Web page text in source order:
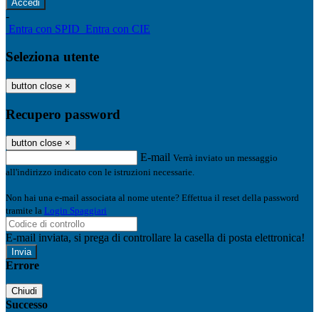
-
Entra con SPID Entra con CIE
Seleziona utente
button close ×
Recupero password
button close ×
E-mail Verrà inviato un messaggio
all'indirizzo indicato con le istruzioni necessarie.
Non hai una e-mail associata al nome utente? Effettua il reset della password
tramite la Login Spaggiari
E-mail inviata, si prega di controllare la casella di posta elettronica!
Errore
Chiudi
Successo